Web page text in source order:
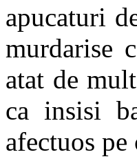
apucaturi
murdarise
atat de
ca insisi
afectuos